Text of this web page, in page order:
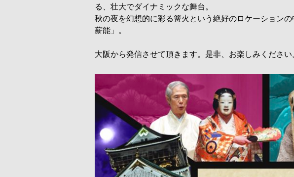
る、壮大でダイナミックな舞台。
秋の夜を幻想的に彩る篝火という絶好のロケーション
薪能」。
大阪から発信させて頂きます。是非、お楽しみください